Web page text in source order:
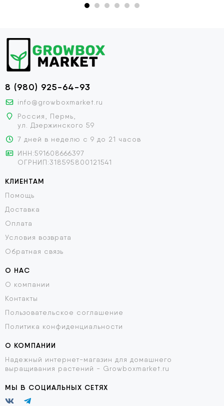
8 (980) 925-64-93
info@growboxmarket.ru
Россия, Пермь,
ул. Дзержинского 59
7 дней в неделю с 9 до 21 часов
ИНН:591608666397
ОГРНИП:318595800121541
КЛИЕНТАМ
Помощь
Доставка
Оплата
Условия возврата
Обратная связь
О НАС
О компании
Контакты
Пользовательское соглашение
Политика конфиденциальности
О КОМПАНИИ
Надежный интернет-магазин для домашнего
выращивания растений - Growboxmarket.ru
МЫ В СОЦИАЛЬНЫХ СЕТЯХ